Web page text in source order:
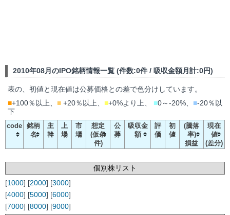
2010年08月のIPO銘柄情報一覧 (件数:0件 / 吸収金額月計:0円)
表の、初値と現在値は公募価格との差で色分けしています。
■+100％以上、 ■ +20％以上、 ■+0%より上、 ■0～-20%、 ■-20％以
下
code 銘柄
名
主
幹
上
場
市
場
想定
(仮条
件)
公
募
吸収金
額
評
価
初
値
(騰落
率)
損益
現在
値
(差分)
個別株リスト
[1000] [2000] [3000]
[4000] [5000] [6000]
[7000] [8000] [9000]